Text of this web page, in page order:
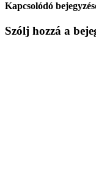
Kapcsolódó
Szólj hozzá a